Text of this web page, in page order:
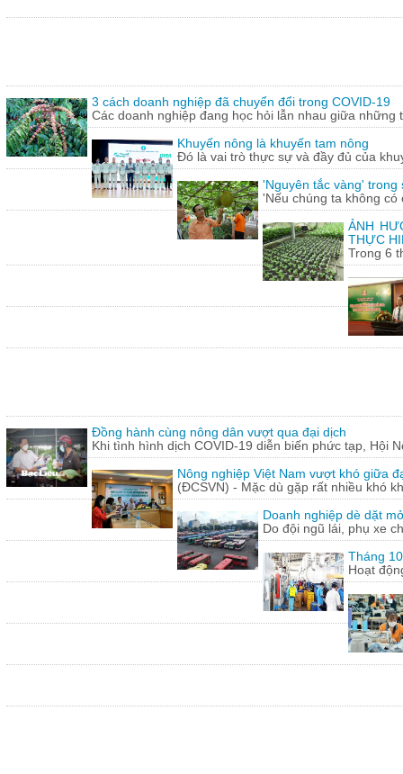
3 cách doanh nghiệp đã chuyển đổi trong COVID-19
Các doanh nghiệp đang học hỏi lẫn nhau giữa những
Khuyến nông là khuyến tam nông
Đó là vai trò thực sự và đầy đủ của
'Nguyên tắc vàng' trong
'Nếu chúng ta không
ẢNH
THỰC
Trong 6
Đồng hành cùng nông dân vượt qua đại dịch
Khi tình hình dịch COVID-19 diễn biến phức tạp, Hội
Nông nghiệp Việt Nam vượt khó giữa
(ĐCSVN) - Mặc dù gặp rất nhiều khó
Doanh nghiệp dè dặt
Do đội ngũ lái, phụ xe
Tháng
Hoạt